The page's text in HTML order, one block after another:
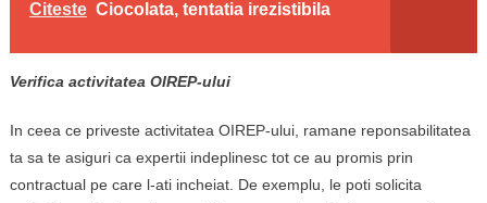
Citeste Ciocolata, tentatia irezistibila
Verifica activitatea OIREP-ului
In ceea ce priveste activitatea OIREP-ului, ramane reponsabilitatea
ta sa te asiguri ca expertii indeplinesc tot ce au promis prin
contractual pe care l-ati incheiat. De exemplu, le poti solicita